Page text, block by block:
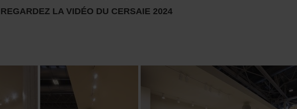
REGARDEZ LA VIDÉO DU CERSAIE 2024